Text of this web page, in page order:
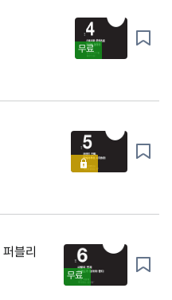
무료
무료